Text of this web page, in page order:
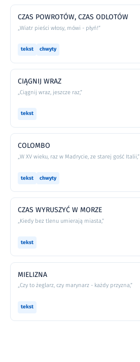
CZAS POWROTÓW, CZAS ODLOTÓW
„Wiatr pieści włosy, mówi - płyń!”
tekst chwyty
CIĄGNIJ WRAZ
„Ciągnij wraz, jeszcze raz,”
tekst
COLOMBO
„W XV wieku, raz w Madrycie, ze starej gość Italii,”
tekst chwyty
CZAS WYRUSZYĆ W MORZE
„Kiedy bez tlenu umierają miasta,”
tekst
MIELIZNA
„Czy to żeglarz, czy marynarz - każdy przyzna,”
tekst